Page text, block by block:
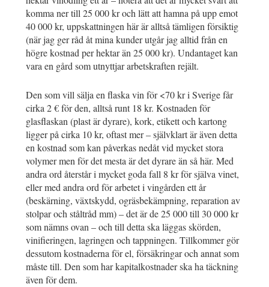
komma ner till 25 000 kr och lätt att hamna på upp emot
40 000 kr, uppskattningen här är alltså tämligen försiktig
(när jag ger råd åt mina kunder utgår jag alltid från en
högre kostnad per hektar än 25 000 kr). Undantaget kan
vara en gård som utnyttjar arbetskraften rejält.
Den som vill sälja en flaska vin för <70 kr i Sverige får
cirka 2 € för den, alltså runt 18 kr. Kostnaden för
glasflaskan (plast är dyrare), kork, etikett och kartong
ligger på cirka 10 kr, oftast mer – självklart är även detta
en kostnad som kan påverkas nedåt vid mycket stora
volymer men för det mesta är det dyrare än så här. Med
andra ord återstår i mycket goda fall 8 kr för själva vinet,
eller med andra ord för arbetet i vingården ett år
(beskärning, växtskydd, ogräsbekämpning, reparation av
stolpar och ståltråd mm) – det är de 25 000 till 30 000 kr
som nämns ovan – och till detta ska läggas skörden,
vinifieringen, lagringen och tappningen. Tillkommer gör
dessutom kostnaderna för el, försäkringar och annat som
måste till. Den som har kapitalkostnader ska ha täckning
även för dem.